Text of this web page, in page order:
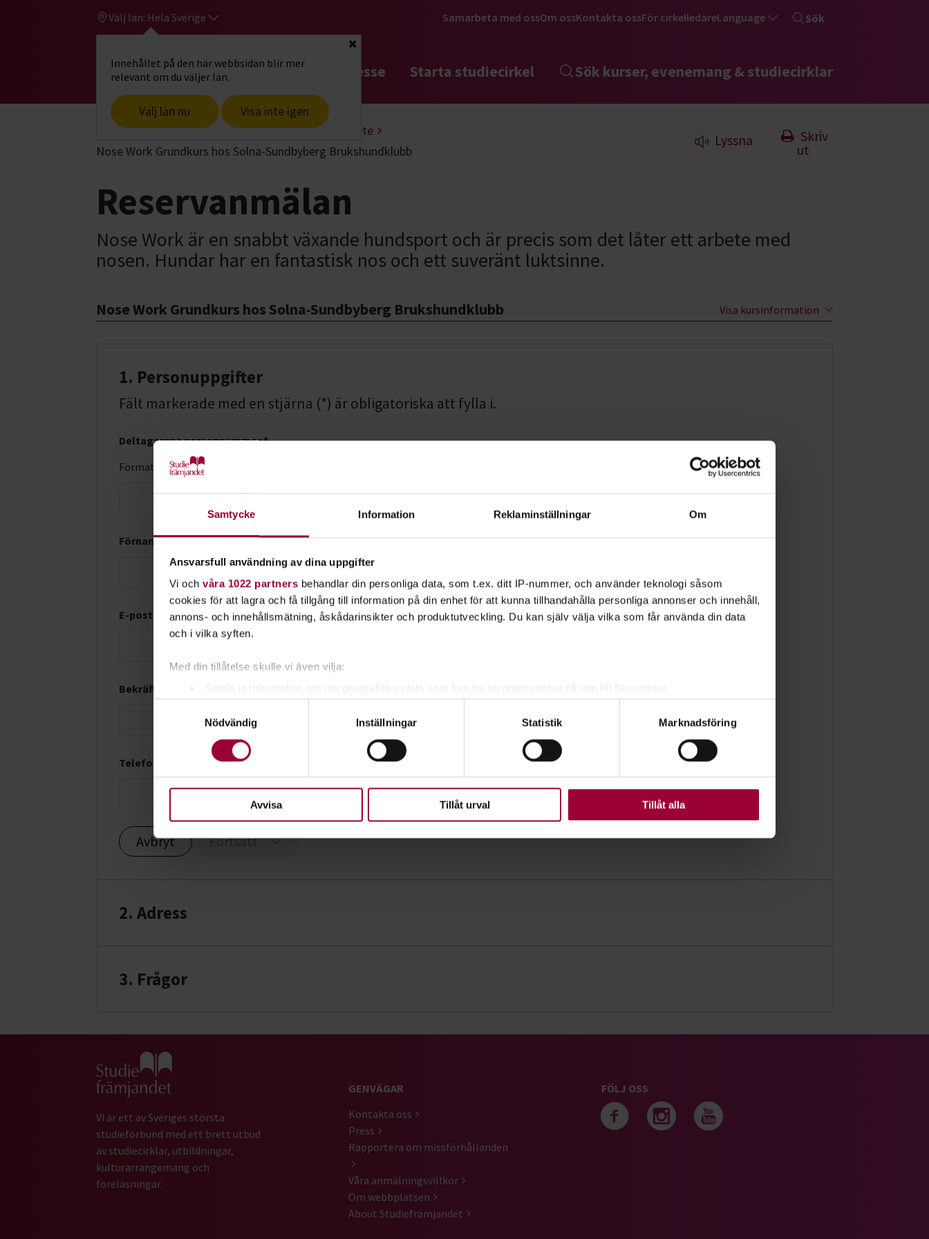
Samtycke Information Reklaminställningar Om
Ansvarsfull användning av dina uppgifter
Vi och våra 1022 partners behandlar din personliga data, som t.ex. ditt IP-nummer, och använder teknologi såsom
cookies för att lagra och få tillgång till information på din enhet för att kunna tillhandahålla personliga annonser och innehåll,
annons- och innehållsmätning, åskådarinsikter och produktutveckling. Du kan själv välja vilka som får använda din data
och i vilka syften.
Med din tillåtelse skulle vi även vilja:
Ta reda på mer om hur dina personliga uppgifter behandlas och ställ in dina preferenser i
detaljsektionen . Du kan ändra
eller dra tillbaka ditt samtycke när som helst från cookie-förklaringen.
För att du ska få en så bra upplevelse som möjligt använder vi kakor (cookies) på vår webbplats. Vissa kakor är
Nödvändig
Inställningar Statistik Marknadsföring
Avvisa Tillåt urval Tillåt alla
Välj län: Hela Sverige
Innehållet på den här webbsidan blir mer
relevant om du väljer län.
Välj län nu Visa inte igen
Stäng
Samarbeta med ossOm ossKontakta ossFör cirkelledareLanguage Sök
Gå till studiefrämjandets startsidaHitta intresse Starta studiecirkel Sök kurser, evenemang & studiecirklar
Start Hitta intresse Hund & husdjur
Nosarbete
Nose Work Grundkurs hos Solna-Sundbyberg Brukshundklubb
Lyssna
Skriv
ut
Reservanmälan
Nose Work är en snabbt växande hundsport och är precis som det låter ett arbete med
nosen. Hundar har en fantastisk nos och ett suveränt luktsinne.
Nose Work Grundkurs hos Solna-Sundbyberg Brukshundklubb Visa kursinformation
1. Personuppgifter
Fält markerade med en stjärna (*) är obligatoriska att fylla i.
Deltagarens personnummer *
Format: ÅÅÅÅMMDD-XXXX
Förnamn * Efternamn *
E-postadress *
Bekräfta e-postadress *
Telefonnummer *
Avbryt Fortsätt
2. Adress
3. Frågor
Gå till studiefrämjandets startsida
Vi är ett av Sveriges största
studieförbund med ett brett utbud
av studiecirklar, utbildningar,
kulturarrangemang och
föreläsningar.
GENVÄGAR
Kontakta oss
Press
Rapportera om missförhållanden
Våra anmälningsvillkor
Om webbplatsen
About Studiefrämjandet
FÖLJ OSS
Följ oss på facebook
Följ oss på instagram
Följ oss på youtube